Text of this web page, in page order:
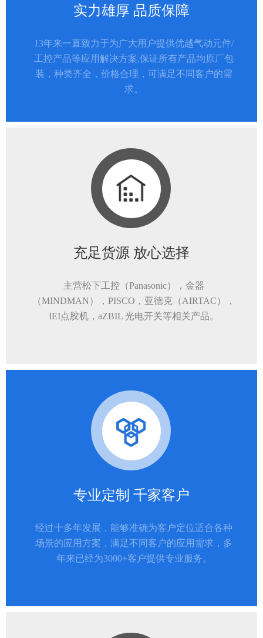
实力雄厚 品质保障
13年来一直致力于为广大用户提供优越气动元件/
工控产品等应用解决方案,保证所有产品均原厂包
装，种类齐全，价格合理，可满足不同客户的需
求。
充足货源 放心选择
主营松下工控（Panasonic），金器
（MINDMAN），PISCO，亚德克（AIRTAC），
IEI点胶机，aZBIL 光电开关等相关产品。
专业定制 千家客户
经过十多年发展，能够准确为客户定位适合各种
场景的应用方案，满足不同客户的应用需求，多
年来已经为3000+客户提供专业服务。